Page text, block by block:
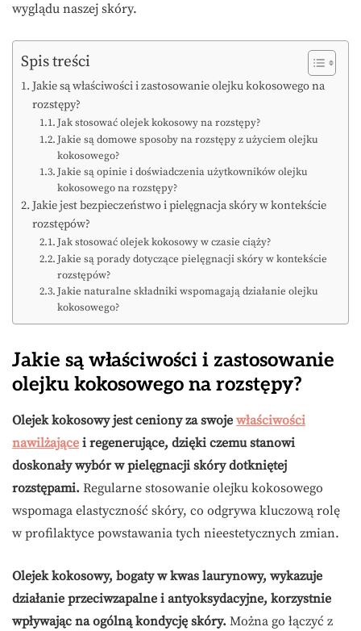
wyglądu naszej skóry.
Spis treści
Jakie są właściwości i zastosowanie olejku kokosowego na
rozstępy?
Jak stosować olejek kokosowy na rozstępy?
Jakie są domowe sposoby na rozstępy z użyciem olejku
kokosowego?
Jakie są opinie i doświadczenia użytkowników olejku
kokosowego na rozstępy?
Jakie jest bezpieczeństwo i pielęgnacja skóry w kontekście
rozstępów?
Jak stosować olejek kokosowy w czasie ciąży?
Jakie są porady dotyczące pielęgnacji skóry w kontekście
rozstępów?
Jakie naturalne składniki wspomagają działanie olejku
kokosowego?
Jakie są właściwości i zastosowanie
olejku kokosowego na rozstępy?
Olejek kokosowy jest ceniony za swoje właściwości
nawilżające i regenerujące, dzięki czemu stanowi
doskonały wybór w pielęgnacji skóry dotkniętej
rozstępami. Regularne stosowanie olejku kokosowego
wspomaga elastyczność skóry, co odgrywa kluczową rolę
w profilaktyce powstawania tych nieestetycznych zmian.
Olejek kokosowy, bogaty w kwas laurynowy, wykazuje
działanie przeciwzapalne i antyoksydacyjne, korzystnie
wpływając na ogólną kondycję skóry. Można go łączyć z